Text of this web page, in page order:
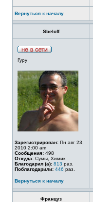
Вернуться к началу
Sbeloff
Гуру
Зарегистрирован: Пн авг 23,
2010 2:00 am
Сообщения: 498
Откуда: Сумы, Химик
Благодарил (а): 813 раз.
Поблагодарили: 446 раз.
Вернуться к началу
Француз